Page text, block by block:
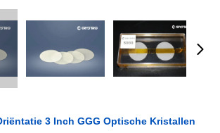
3 Inch GGG Optische Kristallen